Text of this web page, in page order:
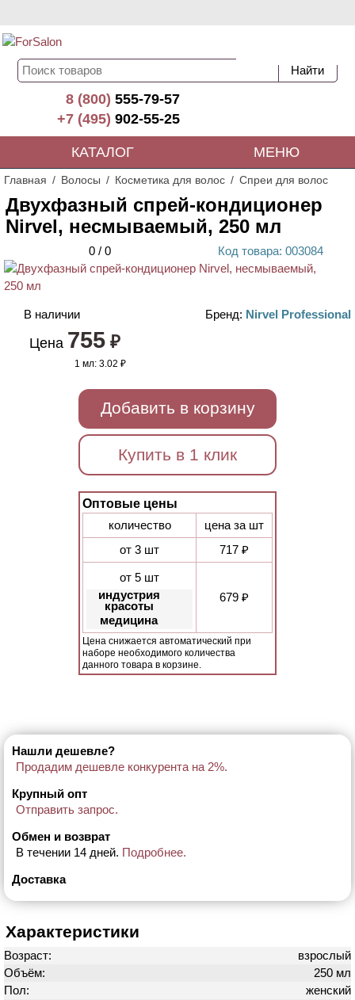
8 (800)555-79-57
+7 (495)902-55-25
КАТАЛОГ МЕНЮ
Главная Волосы Косметика для волос Спреи для волос
Двухфазный спрей-кондиционер
Nirvel, несмываемый, 250 мл
0 / 0 Код товара: 003084
В наличии Бренд: Nirvel Professional
Цена 755₽
1 мл:3.02 ₽
Добавить в корзину
Купить в 1 клик
Оптовые цены
количество
цена за шт
от 3 шт
717 ₽
от 5 шт
индустрия
красоты
медицина
679 ₽
Цена снижается автоматический при
наборе необходимого количества
данного товара в корзине.
Нашли дешевле?
Продадим дешевле конкурента на 2%.
Крупный опт
Отправить запрос.
Обмен и возврат
В течении 14 дней. Подробнее.
Доставка
Характеристики
Возраст:
взрослый
Объём:
250 мл
Пол:
женский